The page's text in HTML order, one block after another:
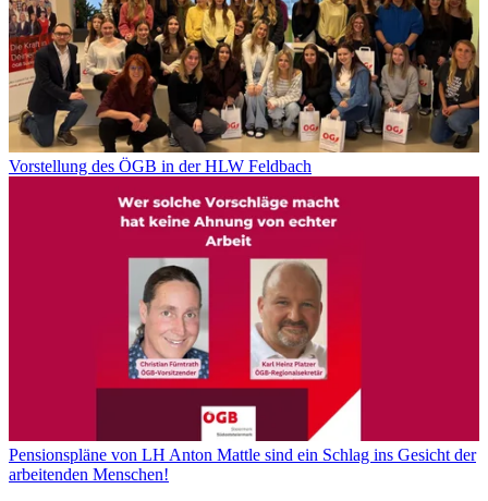
Vorstellung des ÖGB in der HLW Feldbach
Pensionspläne von LH Anton Mattle sind ein Schlag ins Gesicht der
arbeitenden Menschen!